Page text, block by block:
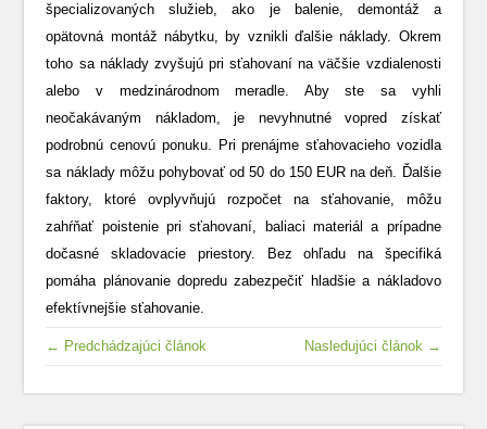
špecializovaných služieb, ako je balenie, demontáž a
opätovná montáž nábytku, by vznikli ďalšie náklady. Okrem
toho sa náklady zvyšujú pri sťahovaní na väčšie vzdialenosti
alebo v medzinárodnom meradle. Aby ste sa vyhli
neočakávaným nákladom, je nevyhnutné vopred získať
podrobnú cenovú ponuku. Pri prenájme sťahovacieho vozidla
sa náklady môžu pohybovať od 50 do 150 EUR na deň. Ďalšie
faktory, ktoré ovplyvňujú rozpočet na sťahovanie, môžu
zahŕňať poistenie pri sťahovaní, baliaci materiál a prípadne
dočasné skladovacie priestory. Bez ohľadu na špecifiká
pomáha plánovanie dopredu zabezpečiť hladšie a nákladovo
efektívnejšie sťahovanie.
← Predchádzajúci článok Nasledujúci článok →